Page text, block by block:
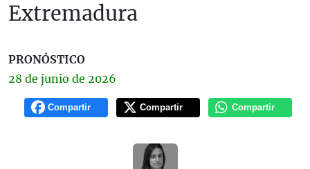
Extremadura
PRONÓSTICO
28 de junio de 2026
Compartir Compartir Compartir